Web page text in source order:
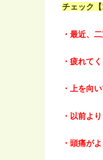
チェック【
・最近、
・疲れて
・上を向
・以前よ
・頭痛が